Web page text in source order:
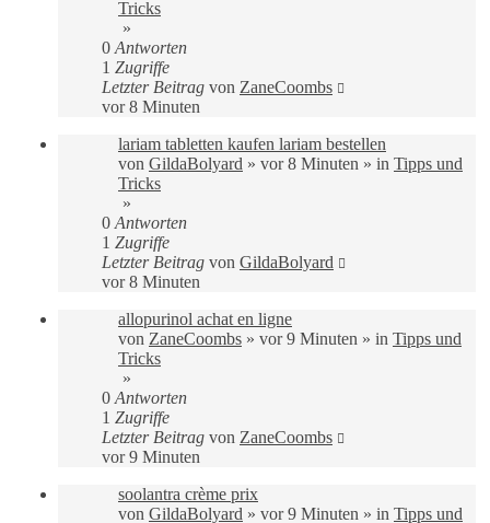
Tricks
»
0 Antworten
1 Zugriffe
Letzter Beitrag von ZaneCoombs
vor 8 Minuten
lariam tabletten kaufen lariam bestellen
von GildaBolyard » vor 8 Minuten » in Tipps und
Tricks
»
0 Antworten
1 Zugriffe
Letzter Beitrag von GildaBolyard
vor 8 Minuten
allopurinol achat en ligne
von ZaneCoombs » vor 9 Minuten » in Tipps und
Tricks
»
0 Antworten
1 Zugriffe
Letzter Beitrag von ZaneCoombs
vor 9 Minuten
soolantra crème prix
von GildaBolyard » vor 9 Minuten » in Tipps und